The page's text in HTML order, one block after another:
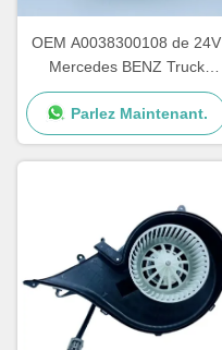
OEM A0038300108 de 24V
Mercedes BENZ Truck
Blower Motor AXOR ATEGO
Parlez Maintenant.